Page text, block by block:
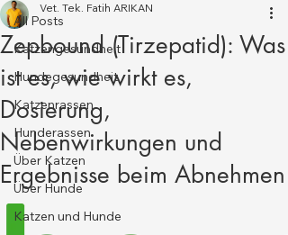
All Posts
Katzengesundheit
Hundegesundheit
Katzenrassen
Hunderassen
Über Katzen
Über Hunde
Katzen und Hunde
Zepbound (Tirzepatid): Was
ist es, wie wirkt es,
Dosierung,
Nebenwirkungen und
Ergebnisse beim Abnehmen
Vet. Tek. Fatih ARIKAN